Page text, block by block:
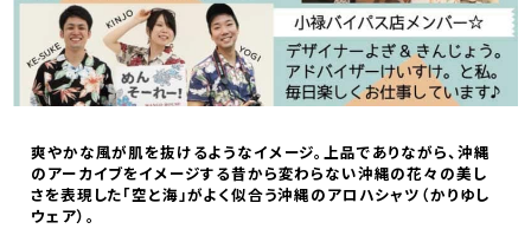
爽やかな風が肌を抜けるようなイメージ。上品でありながら、沖縄
のアーカイブをイメージする昔から変わらない沖縄の花々の美し
さを表現した「空と海」がよく似合う沖縄のアロハシャツ（かりゆし
ウェア）。